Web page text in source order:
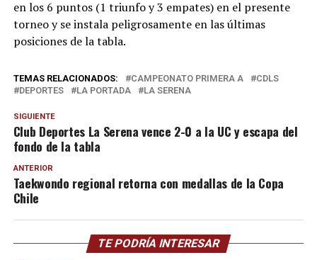
en los 6 puntos (1 triunfo y 3 empates) en el presente
torneo y se instala peligrosamente en las últimas
posiciones de la tabla.
TEMAS RELACIONADOS: CAMPEONATO PRIMERA A
CDLS
DEPORTES
LA PORTADA LA SERENA
SIGUIENTE
Club Deportes La Serena vence 2-0 a la UC y escapa del
fondo de la tabla
ANTERIOR
Taekwondo regional retorna con medallas de la Copa
Chile
TE PODRÍA INTERESAR